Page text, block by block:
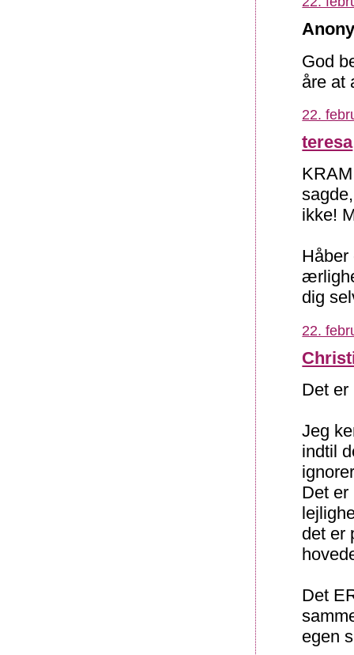
God
åre at
22.
teresa
ikke!
Håber
dig
22.
Det er
Jeg
indtil
Det er
det er
Det
egen